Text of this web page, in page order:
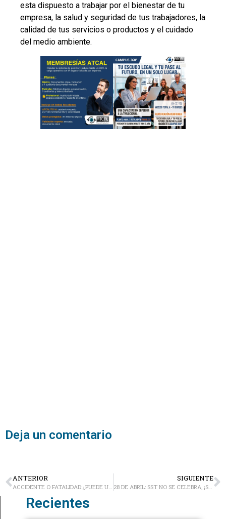
esta dispuesto a trabajar por el bienestar de tu
empresa, la salud y seguridad de tus trabajadores, la
calidad de tus servicios o productos y el cuidado
del medio ambiente.
Deja un comentario
ANTERIOR
ACCIDENTE O FATALIDAD:¿PUEDE UN SUICIDIO SER CONSIDERADO UN ACCIDENTE LABORAL?
SIGUIENTE
28 DE ABRIL: SST NO SE CELEBRA, ¡SE ACTÚA EN PREVENCIÓN!
Recientes